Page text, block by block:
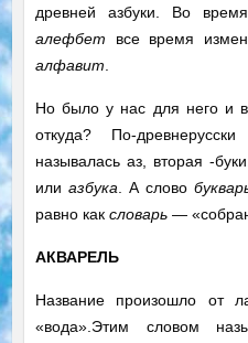
древней азбуки. Во
алефбет все время
алфавит
Но было у нас для него и
откуда? По-
называлась аз, вторая -
или азбука . А слово
равно как словарь—
АКВАРЕЛЬ
Название произошло от
«вода».Этим словом